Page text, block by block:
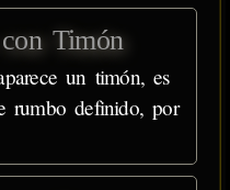
Timón
un timón, es
rumbo definido, por